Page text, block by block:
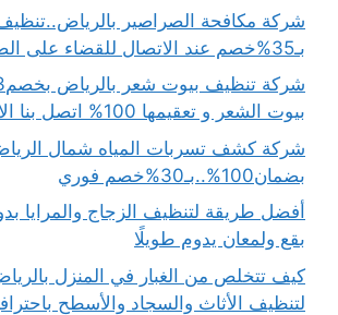
شركة مكافحة الصراصير
بـ35%خصم عند الاتصال للقضاء على الصراصير
بيوت الشعر و تعقيمها 100% اتصل بنا الان
شركة كشف تسربات المياه شمال
بضمان100%..بـ30%خصم فوري
أفضل طريقة لتنظيف الزجاج والمرايا
بقع ولمعان يدوم طويلًا
كيف تتخلص من الغبار في المنزل
لتنظيف الأثاث والسجاد والأسطح